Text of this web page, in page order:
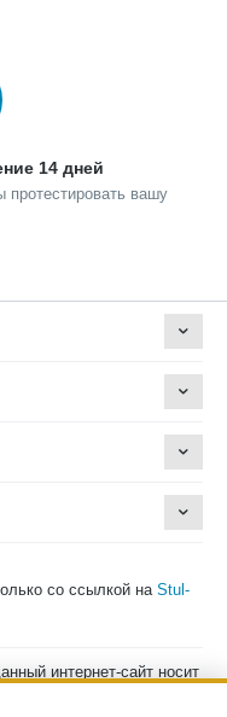
14 дней
протестировать вашу
со ссылкой на Stul-
интернет-сайт носит